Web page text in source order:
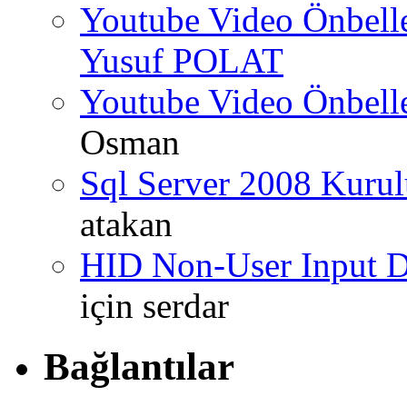
Youtube Video
Yusuf POLAT
Youtube Video
Osman
Sql Server 2008
atakan
HID Non-User Input
için serdar
Bağlantılar